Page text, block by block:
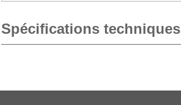
Spécifications techniques